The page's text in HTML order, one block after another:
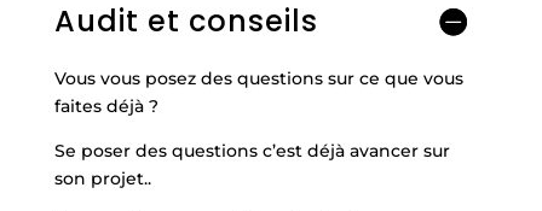
Audit et conseils
Vous vous posez des questions sur ce que vous
faites déjà ?
Se poser des questions c’est déjà avancer sur
son projet..